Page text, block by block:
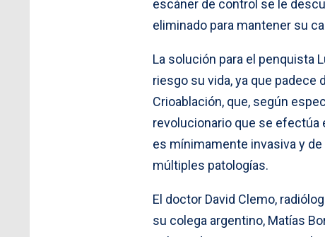
escáner de control se le
eliminado para mantener su
La solución para el penquista
riesgo su vida, ya que padece
Crioablación, que, según
revolucionario que se efectúa
es mínimamente invasiva y
múltiples patologías.
El doctor David Clemo,
su colega argentino, Matías